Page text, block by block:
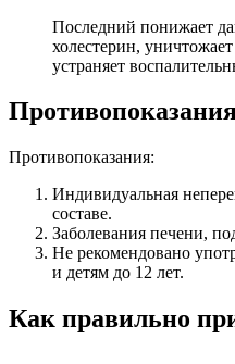
Последний понижает
холестерин,
устраняет
Противопоказания:
Индивидуальная
составе.
Заболевания печени,
Не рекомендовано
и детям до 12 лет.
Как правильно